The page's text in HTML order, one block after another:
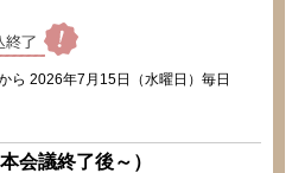
ら 2026年7月15日（水曜日）毎日
会議終了後～）